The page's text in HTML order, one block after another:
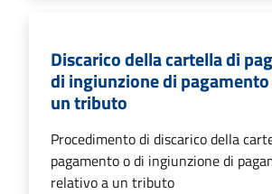
Discarico della cartella di
di ingiunzione di
un tributo
Procedimento di discarico della
pagamento o di ingiunzione di
relativo a un tributo